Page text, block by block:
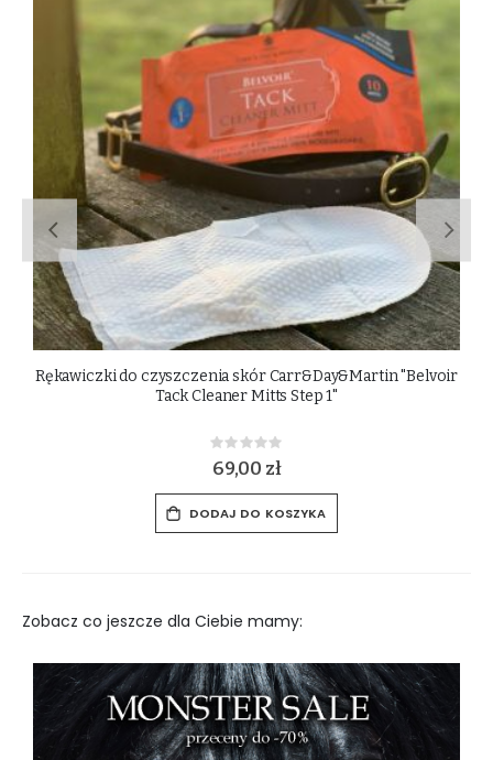
Rękawiczki do czyszczenia skór Carr&Day&Martin "Belvoir
Tack Cleaner Mitts Step 1"
Rating:
69,00 zł
DODAJ DO KOSZYKA
Zobacz co jeszcze dla Ciebie mamy: